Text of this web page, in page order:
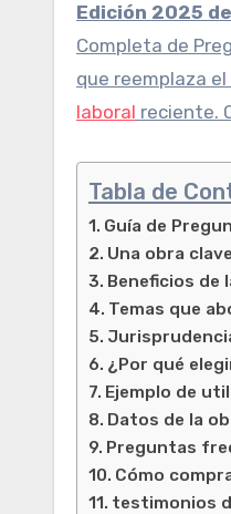
Edición 2025
Completa de
que reemplaza
laboral reciente.
Tabla de
Guía de
Una obra
Beneficios de
Temas que
¿Por qué
Ejemplo de
Datos de la
Preguntas
Cómo
testimonios